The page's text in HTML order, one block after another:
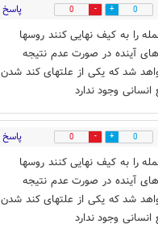
0
0 پاسخ
را به کیف نهایی کنند روسها
طی روزهای آینده در صورت عدم نتیجه
شد که یکی از علتهای کند شدن
وجود ندارد
0
0 پاسخ
را به کیف نهایی کنند روسها
طی روزهای آینده در صورت عدم نتیجه
شد که یکی از علتهای کند شدن
وجود ندارد